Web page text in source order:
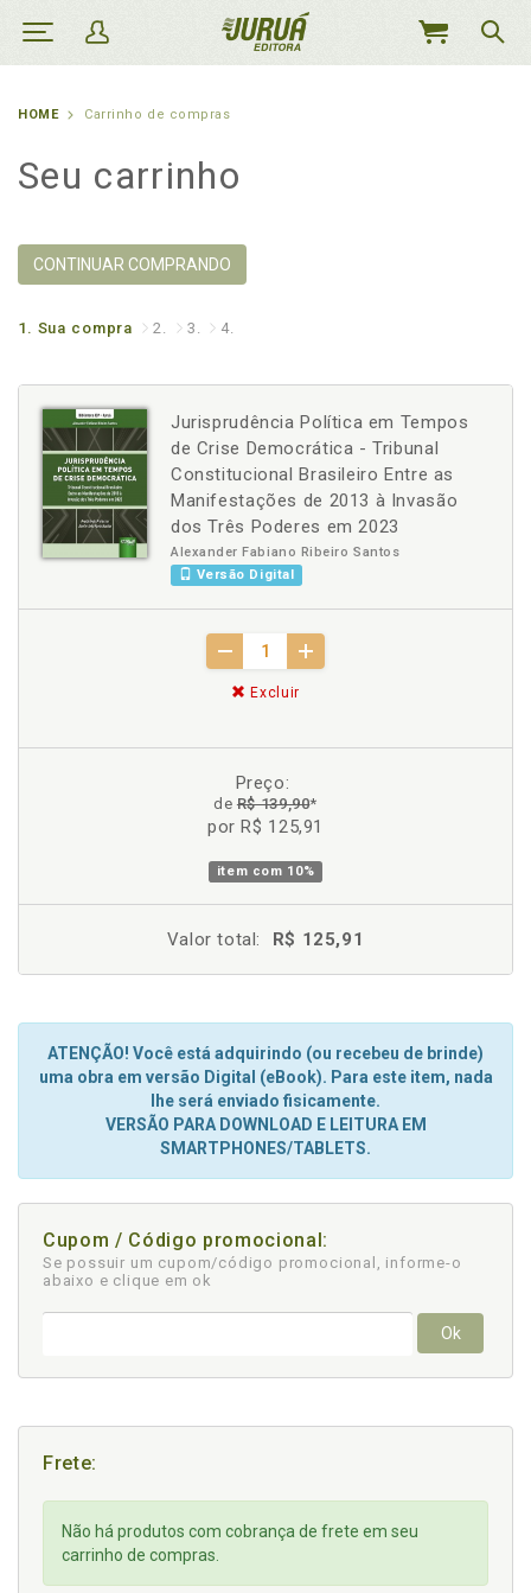
MEU
HOME Carrinho de compras
Seu carrinho
CONTINUAR COMPRANDO
1. Sua compra 2. 3. 4.
Jurisprudência Política em Tempos
de Crise Democrática - Tribunal
Constitucional Brasileiro Entre as
Manifestações de 2013 à Invasão
dos Três Poderes em 2023
Alexander Fabiano Ribeiro Santos
Versão Digital
Excluir
Preço:
deR$ 139,90*
por R$ 125,91
item com 10%
Valor total: R$ 125,91
ATENÇÃO! Você está adquirindo (ou recebeu de brinde)
uma obra em versão Digital (eBook). Para este item, nada
lhe será enviado fisicamente.
VERSÃO PARA DOWNLOAD E LEITURA EM
SMARTPHONES/TABLETS.
Cupom / Código promocional:
Se possuir um cupom/código promocional, informe-o
abaixo e clique em ok
Ok
Frete:
Não há produtos com cobrança de frete em seu
carrinho de compras.